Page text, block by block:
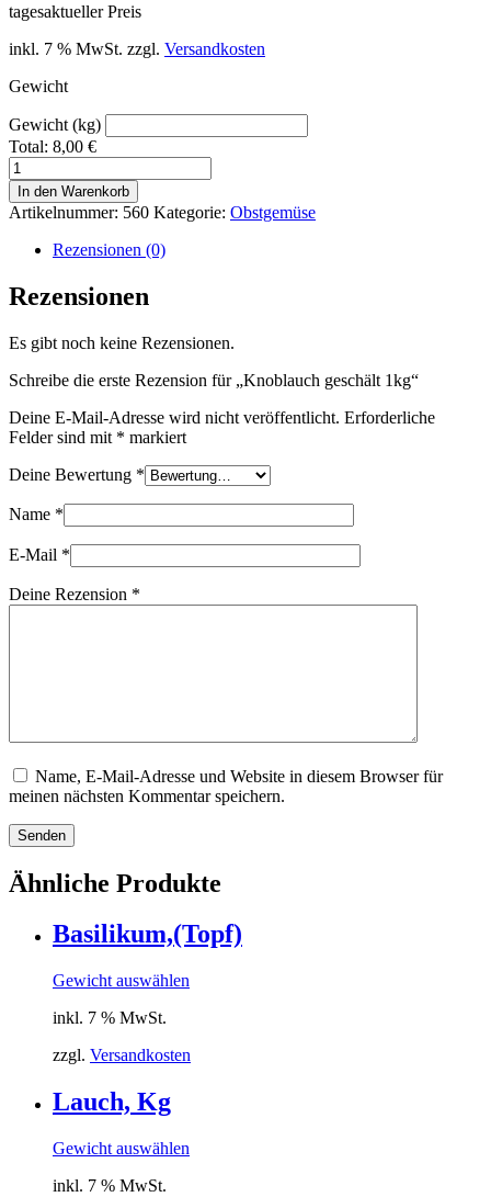
tagesaktueller Preis
inkl. 7 % MwSt. zzgl. Versandkosten
Gewicht
Gewicht (kg)
Total: 8,00 €
Knoblauch
geschält
1kg
Menge
In den Warenkorb
Artikelnummer: 560 Kategorie: Obstgemüse
Rezensionen (0)
Rezensionen
Es gibt noch keine Rezensionen.
Schreibe die erste Rezension für „Knoblauch geschält 1kg“
Deine E-Mail-Adresse wird nicht veröffentlicht. Erforderliche
Felder sind mit * markiert
Deine Bewertung *
Name *
E-Mail *
Deine Rezension *
Name, E-Mail-Adresse und Website in diesem Browser für
meinen nächsten Kommentar speichern.
Senden
Ähnliche Produkte
Basilikum,(Topf)
Gewicht auswählen
inkl. 7 % MwSt.
zzgl. Versandkosten
Lauch, Kg
Gewicht auswählen
inkl. 7 % MwSt.